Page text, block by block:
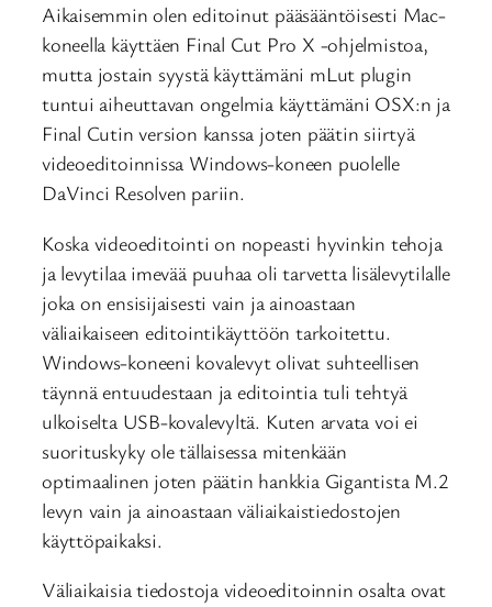
Aikaisemmin olen editoinut pääsääntöisesti Mac-
koneella käyttäen Final Cut Pro X -ohjelmistoa,
mutta jostain syystä käyttämäni mLut plugin
tuntui aiheuttavan ongelmia käyttämäni OSX:n ja
Final Cutin version kanssa joten päätin siirtyä
videoeditoinnissa Windows-koneen puolelle
DaVinci Resolven pariin.
Koska videoeditointi on nopeasti hyvinkin tehoja
ja levytilaa imevää puuhaa oli tarvetta lisälevytilalle
joka on ensisijaisesti vain ja ainoastaan
väliaikaiseen editointikäyttöön tarkoitettu.
Windows-koneeni kovalevyt olivat suhteellisen
täynnä entuudestaan ja editointia tuli tehtyä
ulkoiselta USB-kovalevyltä. Kuten arvata voi ei
suorituskyky ole tällaisessa mitenkään
optimaalinen joten päätin hankkia Gigantista M.2
levyn vain ja ainoastaan väliaikaistiedostojen
käyttöpaikaksi.
Väliaikaisia tiedostoja videoeditoinnin osalta ovat